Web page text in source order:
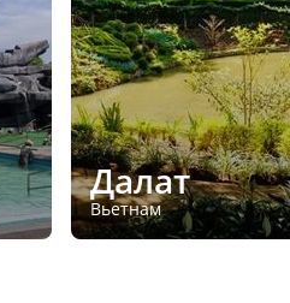
Далат
Вьетнам